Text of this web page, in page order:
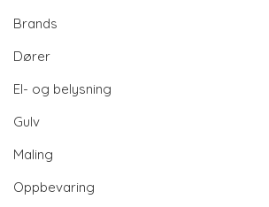
Brands
Dører
El- og belysning
Gulv
Maling
Oppbevaring